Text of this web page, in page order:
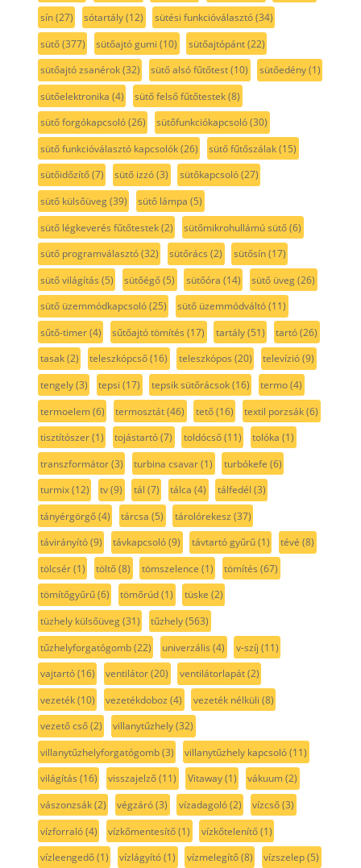
sín(27) sótartály(12) sütési funkcióválasztó(34)
sütő(377) sütőajtó gumi (10) sütőajtópánt(22)
sütőajtó zsanérok(32) sütő alsó fűtőtest(10) sütőedény(1)
sütőelektronika (4) sütő felső fűtőtestek(8)
sütő forgókapcsoló(26) sütőfunkciókapcsoló(30)
sütő funkcióválasztó kapcsolók(26) sütő fűtőszálak(15)
sütőidőzítő(7) sütő izzó(3) sütőkapcsoló(27)
sütő külsőüveg(39) sütő lámpa (5)
sütő légkeverés fűtőtestek(2) sütőmikrohullámú sütő(6)
sütő programválasztó(32) sütőrács (2) sütősín(17)
sütő világítás (5) sütőégő(5) sütőóra (14) sütő üveg(26)
sütő üzemmódkapcsoló(25) sütő üzemmódváltó(11)
sűtő-timer(4) sűtőajtó tömítés (17) tartály(51) tartó(26)
tasak(2) teleszkópcső(16) teleszkópos (20) televízió(9)
tengely(3) tepsi (17) tepsik sütőrácsok(16) termo(4)
termoelem(6) termosztát(46) tető(16) textil porzsák(6)
tisztítószer(1) tojástartó(7) toldócső(11) tolóka (1)
transzformátor(3) turbina csavar(1) turbókefe (6)
turmix(12) tv(9) tál (7) tálca (4) tálfedél (3)
tányérgörgő(4) tárcsa (5) tárolórekesz (37)
távirányító(9) távkapcsoló(9) távtartó gyűrű(1) tévé (8)
tölcsér(1) töltő(8) tömszelence (1) tömítés (67)
tömítőgyűrű(6) tömőrúd(1) tüske (2)
tüzhely külsőüveg(31) tűzhely(563)
tűzhelyforgatógomb(22) univerzális (4) v-szíj (11)
vajtartó(16) ventilátor(20) ventilátorlapát(2)
vezeték(10) vezetékdoboz (4) vezeték nélküli (8)
vezető cső(2) villanytűzhely(32)
villanytűzhelyforgatógomb(3) villanytűzhely kapcsoló(11)
világítás (16) visszajelző(11) Vitaway(1) vákuum(2)
vászonzsák(2) végzáró(3) vízadagoló(2) vízcső(3)
vízforraló(4) vízkőmentesítő(1) vízkőtelenítő(1)
vízleengedő(1) vízlágyító(1) vízmelegítő(8) vízszelep(5)